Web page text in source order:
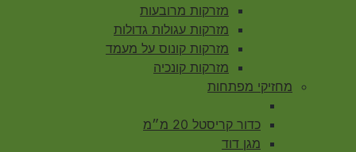
מזרקות מרובעות
מזרקות עגולות גדולות
מזרקות קונוס על מעמד
מזרקות קונכיה
מחזיקי מפתחות
כדור קריסטל 20 מ״מ
מגן דוד